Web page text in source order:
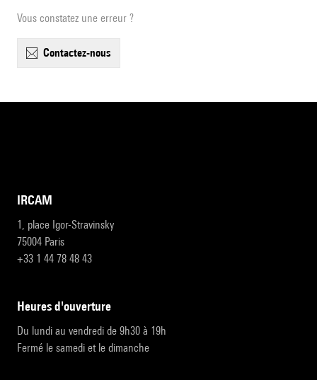
Vous constatez une erreur ?
contactez-nous
IRCAM
1, place Igor-Stravinsky
75004 Paris
+33 1 44 78 48 43
heures d'ouverture
Du lundi au vendredi de 9h30 à 19h
Fermé le samedi et le dimanche